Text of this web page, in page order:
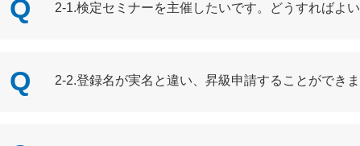
2-1.検定セミナーを主催したいです。どうすればよい
2-2.登録名が実名と違い、昇級申請することができま